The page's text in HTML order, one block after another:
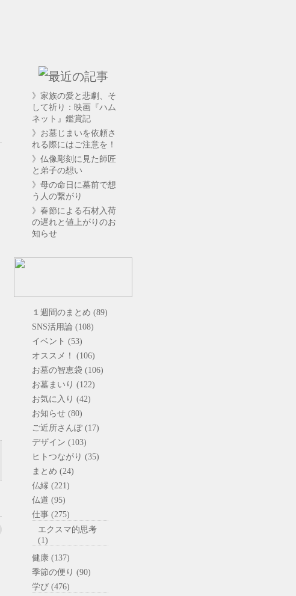
》家族の愛と悲劇、そ
して祈り：映画『ハム
ネット』鑑賞記
》お墓じまいを依頼さ
れる際にはご注意を！
》仏像彫刻に見た師匠
と弟子の想い
》母の命日に墓前で想
う人の繋がり
》春節による石材入荷
の遅れと値上がりのお
知らせ
１週間のまとめ (89)
SNS活用論 (108)
イベント (53)
オススメ！ (106)
お墓の智恵袋 (106)
お墓まいり (122)
お気に入り (42)
お知らせ (80)
ご近所さんぽ (17)
デザイン (103)
ヒトつながり (35)
まとめ (24)
仏縁 (221)
仏道 (95)
仕事 (275)
エクスマ的思考
(1)
健康 (137)
季節の便り (90)
学び (476)